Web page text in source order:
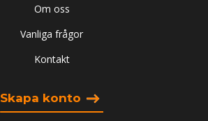
Om oss
Vanliga frågor
Kontakt
Skapa konto